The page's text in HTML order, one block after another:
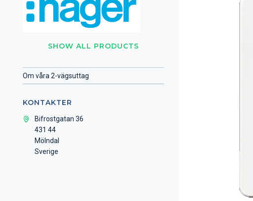
SHOW ALL PRODUCTS
Om våra 2-vägsuttag
KONTAKTER
Bifrostgatan 36
431 44
Mölndal
Sverige